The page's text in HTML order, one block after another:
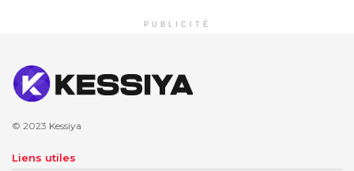
PUBLICITÉ
© 2023 Kessiya
Liens utiles